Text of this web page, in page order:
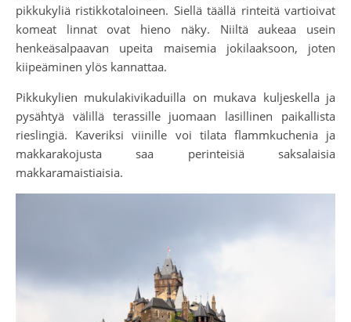
pikkukyliä ristikkotaloineen. Siellä täällä rinteitä vartioivat
komeat linnat ovat hieno näky. Niiltä aukeaa usein
henkeäsalpaavan upeita maisemia jokilaaksoon, joten
kiipeäminen ylös kannattaa.
Pikkukylien mukulakivikaduilla on mukava kuljeskella ja
pysähtyä välillä terassille juomaan lasillinen paikallista
rieslingiä. Kaveriksi viinille voi tilata flammkuchenia ja
makkarakojusta saa perinteisiä saksalaisia
makkaramaistiaisia.